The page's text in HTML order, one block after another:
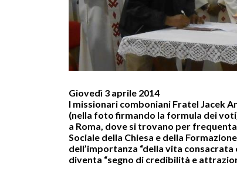
Giovedì 3 aprile 2014
I missionari comboniani Fratel Jacek
(nella foto firmando la formula dei
a Roma, dove si trovano per
Sociale della Chiesa e della
dell’importanza “della vita
diventa “segno di credibilità e